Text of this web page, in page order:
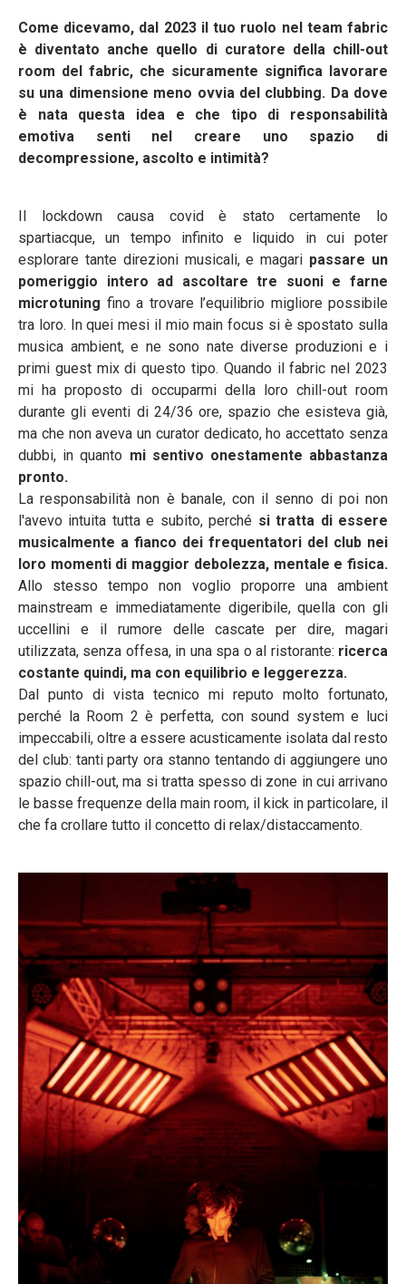
Come dicevamo, dal 2023 il tuo ruolo nel team fabric
è diventato anche quello di curatore della chill-out
room del fabric, che sicuramente significa lavorare
su una dimensione meno ovvia del clubbing. Da dove
è nata questa idea e che tipo di responsabilità
emotiva senti nel creare uno spazio di
decompressione, ascolto e intimità?
Il lockdown causa covid è stato certamente lo
spartiacque, un tempo infinito e liquido in cui poter
esplorare tante direzioni musicali, e magari passare un
pomeriggio intero ad ascoltare tre suoni e farne
microtuning fino a trovare l’equilibrio migliore possibile
tra loro. In quei mesi il mio main focus si è spostato sulla
musica ambient, e ne sono nate diverse produzioni e i
primi guest mix di questo tipo. Quando il fabric nel 2023
mi ha proposto di occuparmi della loro chill-out room
durante gli eventi di 24/36 ore, spazio che esisteva già,
ma che non aveva un curator dedicato, ho accettato senza
dubbi, in quanto mi sentivo onestamente abbastanza
pronto.
La responsabilità non è banale, con il senno di poi non
l'avevo intuita tutta e subito, perché si tratta di essere
musicalmente a fianco dei frequentatori del club nei
loro momenti di maggior debolezza, mentale e fisica.
Allo stesso tempo non voglio proporre una ambient
mainstream e immediatamente digeribile, quella con gli
uccellini e il rumore delle cascate per dire, magari
utilizzata, senza offesa, in una spa o al ristorante: ricerca
costante quindi, ma con equilibrio e leggerezza.
Dal punto di vista tecnico mi reputo molto fortunato,
perché la Room 2 è perfetta, con sound system e luci
impeccabili, oltre a essere acusticamente isolata dal resto
del club: tanti party ora stanno tentando di aggiungere uno
spazio chill-out, ma si tratta spesso di zone in cui arrivano
le basse frequenze della main room, il kick in particolare, il
che fa crollare tutto il concetto di relax/distaccamento.